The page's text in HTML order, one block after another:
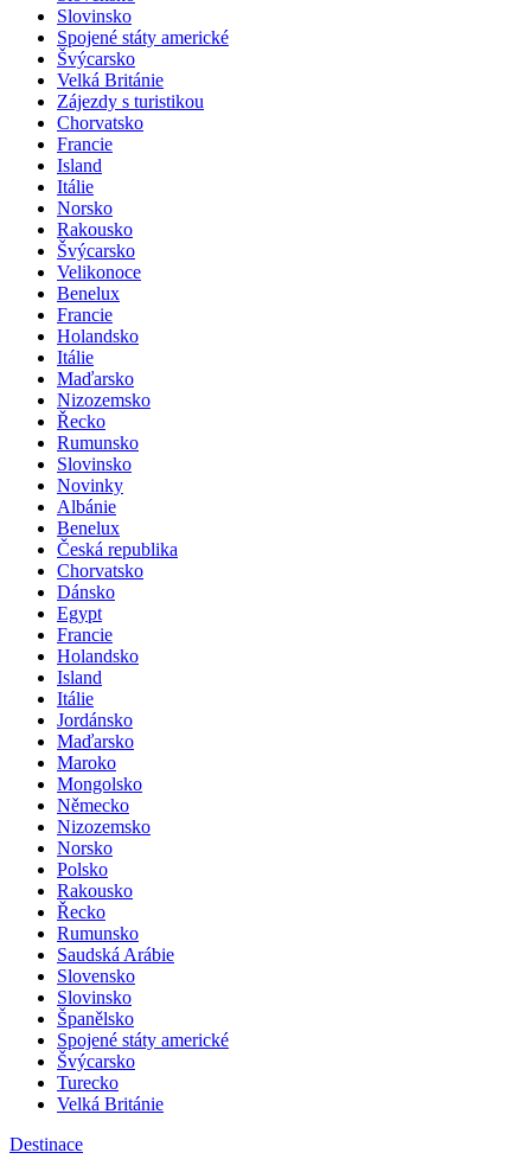
Slovinsko
Spojené státy americké
Švýcarsko
Velká Británie
Zájezdy s turistikou
Chorvatsko
Francie
Island
Itálie
Norsko
Rakousko
Švýcarsko
Velikonoce
Benelux
Francie
Holandsko
Itálie
Maďarsko
Nizozemsko
Řecko
Rumunsko
Slovinsko
Novinky
Albánie
Benelux
Česká republika
Chorvatsko
Dánsko
Egypt
Francie
Holandsko
Island
Itálie
Jordánsko
Maďarsko
Maroko
Mongolsko
Německo
Nizozemsko
Norsko
Polsko
Rakousko
Řecko
Rumunsko
Saudská Arábie
Slovensko
Slovinsko
Španělsko
Spojené státy americké
Švýcarsko
Turecko
Velká Británie
Destinace